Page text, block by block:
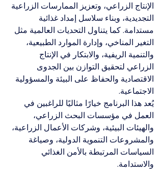
الإنتاج الزراعي، وتعزيز الممارسات الزراعية
التجديدية، وبناء سلاسل إمداد غذائية
مستدامة. كما يتناول التحديات العالمية مثل
التغير المناخي، وإدارة الموارد الطبيعية،
والتنمية الريفية، والابتكار في الإنتاج
الزراعي لتحقيق التوازن بين الجدوى
الاقتصادية والحفاظ على البيئة والمسؤولية
الاجتماعية.
يُعد هذا البرنامج خيارًا مثاليًا للراغبين في
العمل في مؤسسات البحث الزراعي،
والهيئات البيئية، وشركات الأعمال الزراعية،
والمشروعات التنموية الدولية، وصياغة
السياسات المرتبطة بالأمن الغذائي
والاستدامة.